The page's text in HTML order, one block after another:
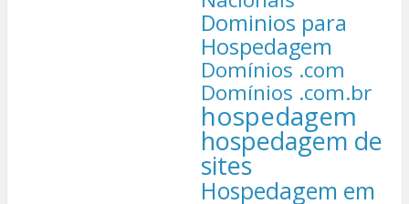
Dominios para
Hospedagem
Domínios .com
Domínios .com.br
hospedagem
hospedagem de
sites
Hospedagem em